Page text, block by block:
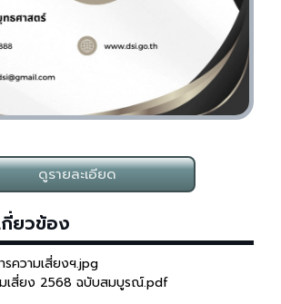
ดูรายละเอียด
กี่ยวข้อง
รความเสี่ยงฯ.jpg
เสี่ยง 2568 ฉบับสมบูรณ์.pdf